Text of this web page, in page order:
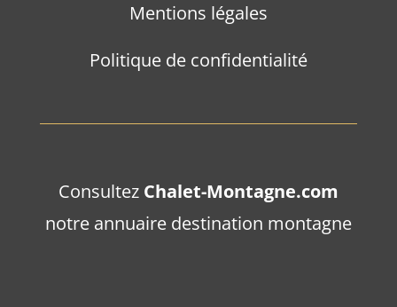
Mentions légales
Politique de confidentialité
Consultez Chalet-Montagne.com
notre annuaire destination montagne